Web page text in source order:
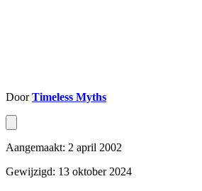
DoorTimeless Myths
Aangemaakt: 2 april 2002
Gewijzigd: 13 oktober 2024